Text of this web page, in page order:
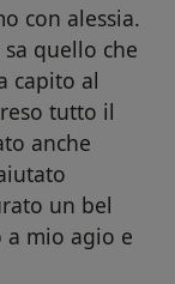
con alessia.
quello che
capito al
tutto il
anche
un bel
mio agio e